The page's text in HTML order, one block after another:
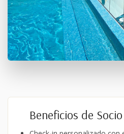
Beneficios de Socio